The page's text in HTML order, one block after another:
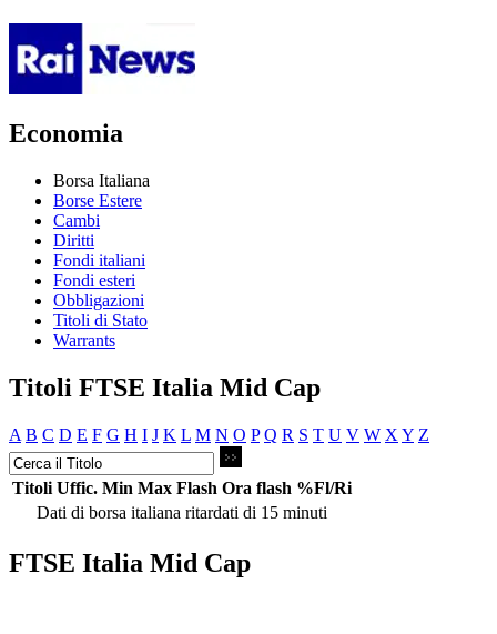
Economia
Borsa Italiana
Borse Estere
Cambi
Diritti
Fondi italiani
Fondi esteri
Obbligazioni
Titoli di Stato
Warrants
Titoli FTSE Italia Mid Cap
A B C D E F G H I J K L M N O P Q R S T U V W X Y Z
Titoli Uffic. Min Max Flash Ora flash %Fl/Ri
Dati di borsa italiana ritardati di 15 minuti
FTSE Italia Mid Cap